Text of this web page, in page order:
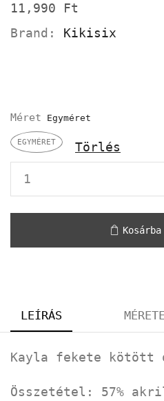
11,990 Ft
Brand: Kikisix
Méret
EGYMÉRET Törlés
LEÍRÁS
Kayla fekete kötött
Összetétel: 57%